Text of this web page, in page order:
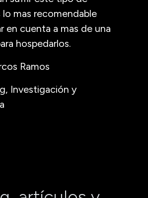
lo mas recomendable
en cuenta a mas de una
hospedarlos.
Ramos
Investigación y